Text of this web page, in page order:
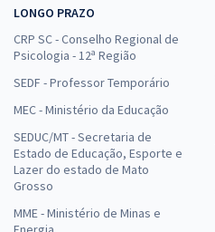
LONGO PRAZO
CRP SC - Conselho Regional de
Psicologia - 12ª Região
SEDF - Professor Temporário
MEC - Ministério da Educação
SEDUC/MT - Secretaria de
Estado de Educação, Esporte e
Lazer do estado de Mato
Grosso
MME - Ministério de Minas e